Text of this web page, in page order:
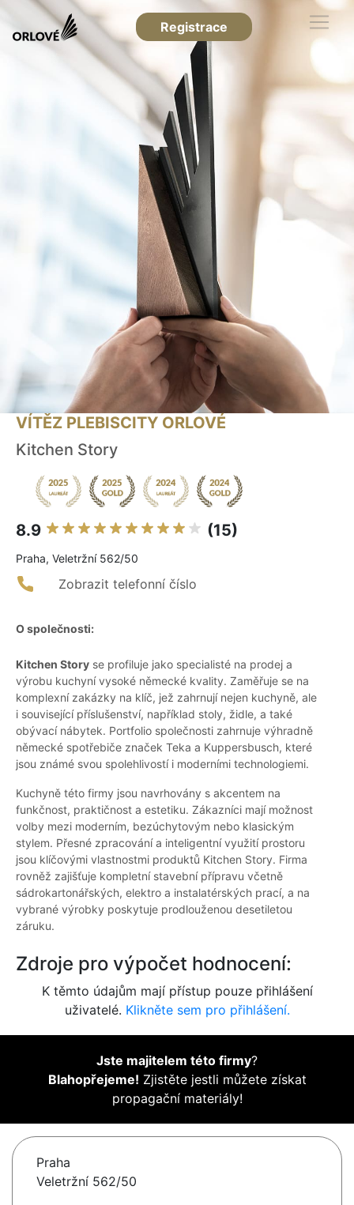
Registrace
VÍTĚZ PLEBISCITY ORLOVÉ
Kitchen Story
8.9 (15)
Praha, Veletržní 562/50
Zobrazit telefonní číslo
O společnosti:
Kitchen Story se profiluje jako specialisté na prodej a
výrobu kuchyní vysoké německé kvality. Zaměřuje se na
komplexní zakázky na klíč, jež zahrnují nejen kuchyně, ale
i související příslušenství, například stoly, židle, a také
obývací nábytek. Portfolio společnosti zahrnuje výhradně
německé spotřebiče značek Teka a Kuppersbusch, které
jsou známé svou spolehlivostí i moderními technologiemi.
Kuchyně této firmy jsou navrhovány s akcentem na
funkčnost, praktičnost a estetiku. Zákazníci mají možnost
volby mezi moderním, bezúchytovým nebo klasickým
stylem. Přesné zpracování a inteligentní využití prostoru
jsou klíčovými vlastnostmi produktů Kitchen Story. Firma
rovněž zajišťuje kompletní stavební přípravu včetně
sádrokartonářských, elektro a instalatérských prací, a na
vybrané výrobky poskytuje prodlouženou desetiletou
záruku.
Zdroje pro výpočet hodnocení:
K těmto údajům mají přístup pouze přihlášení
uživatelé. Klikněte sem pro přihlášení.
Jste majitelem této firmy?
Blahopřejeme! Zjistěte jestli můžete získat
propagační materiály!
Praha
Veletržní 562/50